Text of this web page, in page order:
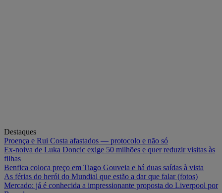
Destaques
Proença e Rui Costa afastados — protocolo e não só
Ex-noiva de Luka Doncic exige 50 milhões e quer reduzir visitas às
filhas
Benfica coloca preço em Tiago Gouveia e há duas saídas à vista
As férias do herói do Mundial que estão a dar que falar (fotos)
Mercado: já é conhecida a impressionante proposta do Liverpool por